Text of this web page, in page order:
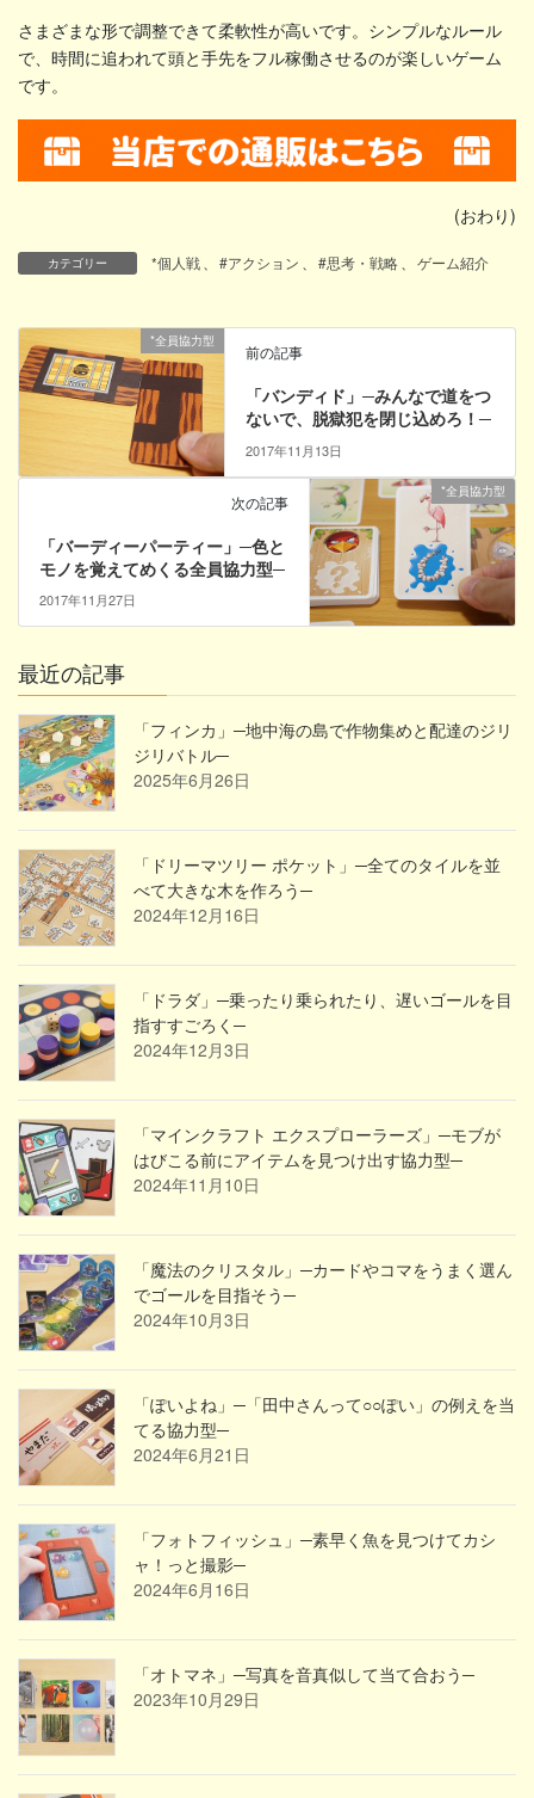
さまざまな形で調整できて柔軟性が高いです。シンプルなルール
で、時間に追われて頭と手先をフル稼働させるのが楽しいゲーム
です。
(おわり)
カテゴリー *個人戦、 #アクション 、 #思考・戦略、 ゲーム紹介
*全員協力型
前の記事
「バンディド」─みんなで道をつ
ないで、脱獄犯を閉じ込めろ！─
2017年11月13日
*全員協力型
次の記事
「バーディーパーティー」─色と
モノを覚えてめくる全員協力型─
2017年11月27日
最近の記事
「フィンカ」─地中海の島で作物集めと配達のジリ
ジリバトル─
2025年6月26日
「ドリーマツリー ポケット」─全てのタイルを並
べて大きな木を作ろう─
2024年12月16日
「ドラダ」─乗ったり乗られたり、遅いゴールを目
指すすごろく─
2024年12月3日
「マインクラフト エクスプローラーズ」─モブが
はびこる前にアイテムを見つけ出す協力型─
2024年11月10日
「魔法のクリスタル」─カードやコマをうまく選ん
でゴールを目指そう─
2024年10月3日
「ぽいよね」─「田中さんって○○ぽい」の例えを当
てる協力型─
2024年6月21日
「フォトフィッシュ」─素早く魚を見つけてカシ
ャ！っと撮影─
2024年6月16日
「オトマネ」─写真を音真似して当て合おう─
2023年10月29日